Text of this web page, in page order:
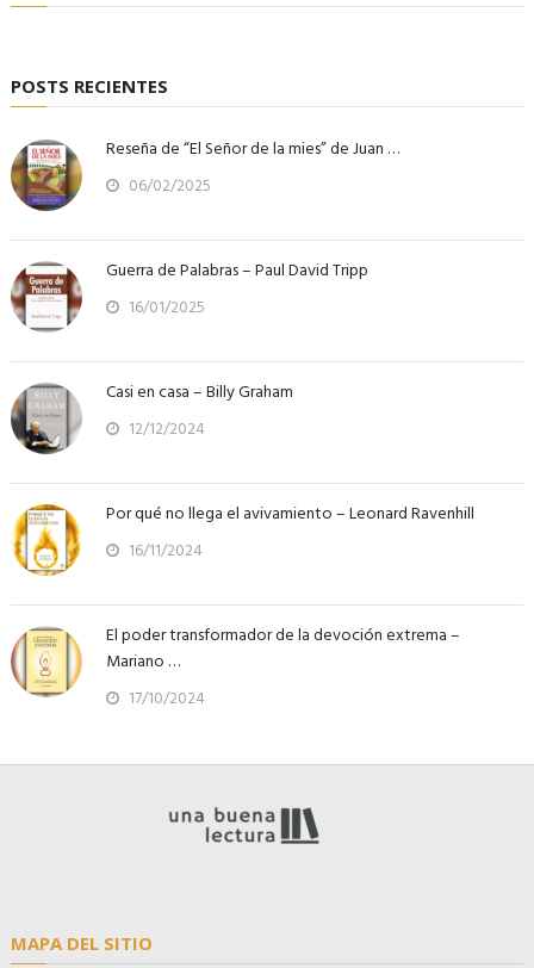
POSTS RECIENTES
Reseña de “El Señor de la mies” de Juan …
06/02/2025
Guerra de Palabras – Paul David Tripp
16/01/2025
Casi en casa – Billy Graham
12/12/2024
Por qué no llega el avivamiento – Leonard Ravenhill
16/11/2024
El poder transformador de la devoción extrema –
Mariano …
17/10/2024
MAPA DEL SITIO